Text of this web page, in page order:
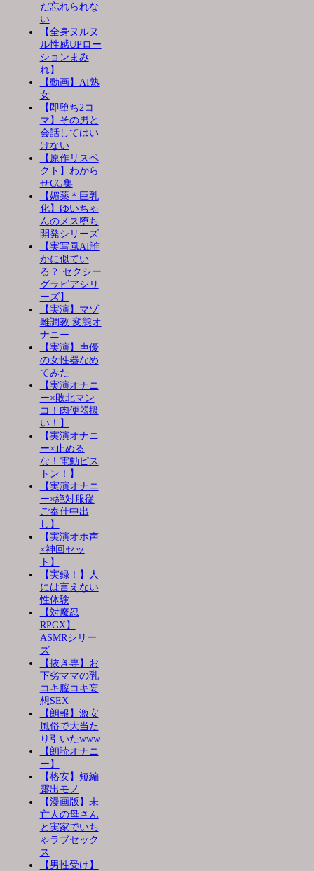
だ忘れられな
い
【全身ヌルヌ
ル性感UPロー
ションまみ
れ】
【動画】AI熟
女
【即堕ち2コ
マ】その男と
会話してはい
けない
【原作リスペ
クト】わから
せCG集
【媚薬＊巨乳
化】ゆいちゃ
んのメス堕ち
開発シリーズ
【実写風AI誰
かに似てい
る？ セクシー
グラビアシリ
ーズ】
【実演】マゾ
雌調教 変態オ
ナニー
【実演】声優
の女性器なめ
てみた
【実演オナニ
ー×敗北マン
コ！肉便器扱
い！】
【実演オナニ
ー×止める
な！電動ピス
トン！】
【実演オナニ
ー×絶対服従
ご奉仕中出
し】
【実演オホ声
×神回セッ
ト】
【実録！】人
には言えない
性体験
【対魔忍
RPGX】
ASMRシリー
ズ
【抜き専】お
下劣ママの乳
コキ膣コキ妄
想SEX
【朗報】激安
風俗で大当た
り引いたwww
【朗読オナニ
ー】
【格安】短編
露出モノ
【漫画版】未
亡人の母さん
と実家でいち
ゃラブセック
ス
【男性受け】